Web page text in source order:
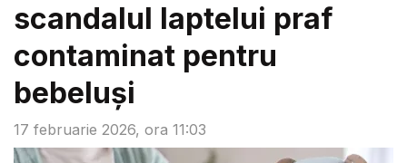
17 februarie 2026, ora 11:03
scandalul laptelui praf
contaminat pentru
bebeluşi